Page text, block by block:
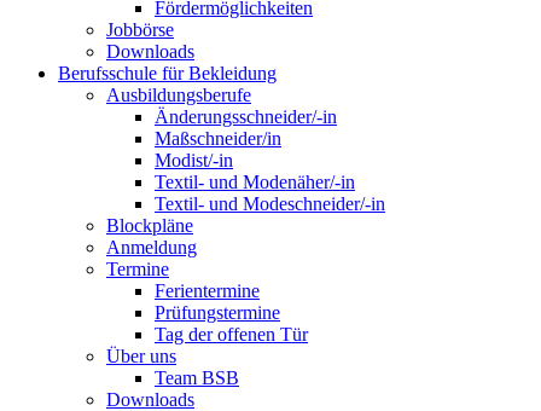
Fördermöglichkeiten
Jobbörse
Downloads
Berufsschule für Bekleidung
Ausbildungsberufe
Änderungsschneider/-in
Maßschneider/in
Modist/-in
Textil- und Modenäher/-in
Textil- und Modeschneider/-in
Blockpläne
Anmeldung
Termine
Ferientermine
Prüfungstermine
Tag der offenen Tür
Über uns
Team BSB
Downloads